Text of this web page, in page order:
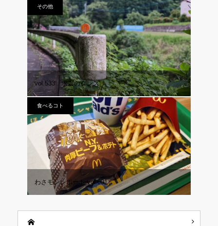
その他
vol.533 求愛のダンス
食べるコト
わさモンレポート vol.001